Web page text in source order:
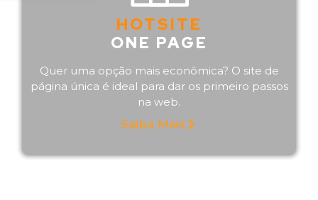
HOTSITE
ONE PAGE
Quer uma opção mais econômica? O site de
página única é ideal para dar os primeiro passos
na web.
Saiba Mais